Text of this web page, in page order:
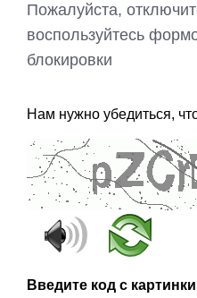
Пожалуйста,
воспользуйтесь
блокировки
Нам нужно убедиться,
Введите код с